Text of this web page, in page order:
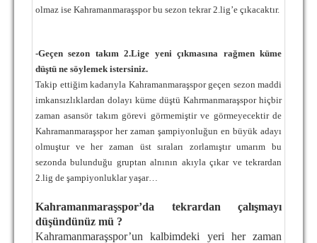
olmaz ise Kahramanmaraşspor bu sezon tekrar 2.lig’e çıkacaktır.
-Geçen sezon takım 2.Lige yeni çıkmasına rağmen küme
düştü ne söylemek istersiniz.
Takip ettiğim kadarıyla Kahramanmaraşspor geçen sezon maddi
imkansızlıklardan dolayı küme düştü Kahrmanmaraşspor hiçbir
zaman asansör takım görevi görmemiştir ve görmeyecektir de
Kahramanmaraşspor her zaman şampiyonluğun en büyük adayı
olmuştur ve her zaman üst sıraları zorlamıştır umarım bu
sezonda bulunduğu gruptan alnının akıyla çıkar ve tekrardan
2.lig de şampiyonluklar yaşar…
Kahramanmaraşspor’da tekrardan çalışmayı
düşündünüz mü ?
Kahramanmaraşspor’un kalbimdeki yeri her zaman